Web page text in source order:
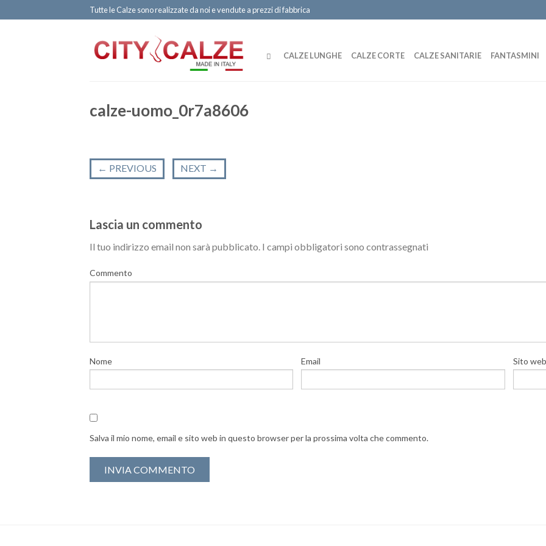
Tutte le Calze sono realizzate da noi e vendute a prezzi di fabbrica
CALZE LUNGHE CALZE CORTE CALZE SANITARIE FANTASMINI
calze-uomo_0r7a8606
← PREVIOUS NEXT →
Lascia un commento
Il tuo indirizzo email non sarà pubblicato. I campi obbligatori sono contrassegnati
Commento
Nome Email Sito web
Salva il mio nome, email e sito web in questo browser per la prossima volta che commento.